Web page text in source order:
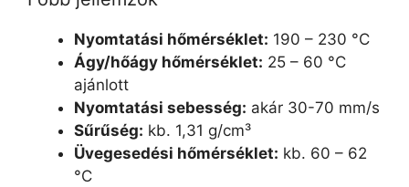
Nyomtatási hőmérséklet: 190 – 230 °C
Ágy/hőágy hőmérséklet: 25 – 60 °C
ajánlott
Nyomtatási sebesség: akár 30-70 mm/s
Sűrűség: kb. 1,31 g/cm³
Üvegesedési hőmérséklet: kb. 60 – 62
°C